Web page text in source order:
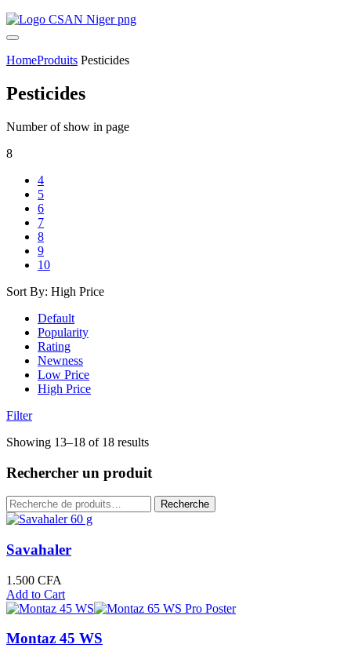
HomeProduits Pesticides
Pesticides
Number of show in page
8
4
5
6
7
8
9
10
Sort By: High Price
Default
Popularity
Rating
Newness
Low Price
High Price
Filter
Showing 13–18 of 18 resultsTrié
prix
Rechercher un produit
Recherche
pour :
Recherche
Savahaler
1.500 CFA
Add to Cart
Montaz 45 WS